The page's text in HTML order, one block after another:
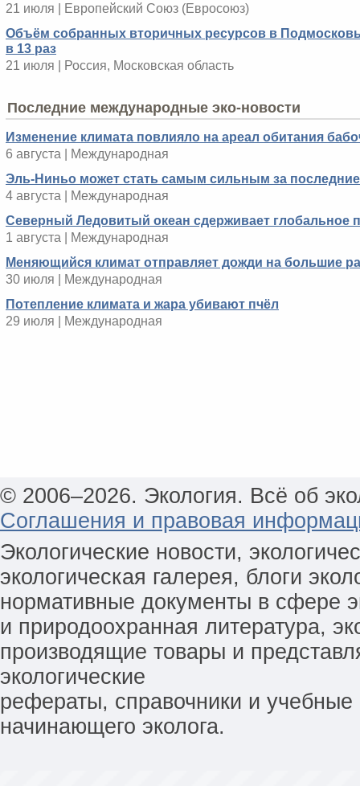
21 июля | Европейский Cоюз (Евросоюз)
Объём собранных вторичных ресурсов в
в 13 раз
21 июля | Россия, Московская область
Последние международные эко-новости
Изменение климата повлияло на ареал обитания
6 августа | Международная
Эль-Ниньо может стать самым сильным за последние
4 августа | Международная
Северный Ледовитый океан сдерживает глобальное
1 августа | Международная
Меняющийся климат отправляет дожди на большие
30 июля | Международная
Потепление климата и жара убивают пчёл
29 июля | Международная
© 2006–2026. Экология. Всё об
Соглашения и правовая
Экологические новости,
экологическая галерея, блоги
нормативные документы в сфере
и природоохранная литература,
производящие товары и
экологические
рефераты, справочники и
начинающего эколога.